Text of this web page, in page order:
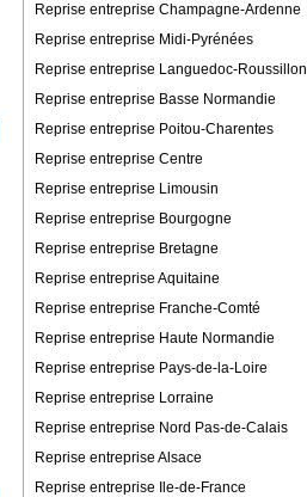
Reprise entreprise Champagne-Ardenne
Reprise entreprise Midi-Pyrénées
Reprise entreprise Languedoc-Roussillon
Reprise entreprise Basse Normandie
Reprise entreprise Poitou-Charentes
Reprise entreprise Centre
Reprise entreprise Limousin
Reprise entreprise Bourgogne
Reprise entreprise Bretagne
Reprise entreprise Aquitaine
Reprise entreprise Franche-Comté
Reprise entreprise Haute Normandie
Reprise entreprise Pays-de-la-Loire
Reprise entreprise Lorraine
Reprise entreprise Nord Pas-de-Calais
Reprise entreprise Alsace
Reprise entreprise Ile-de-France